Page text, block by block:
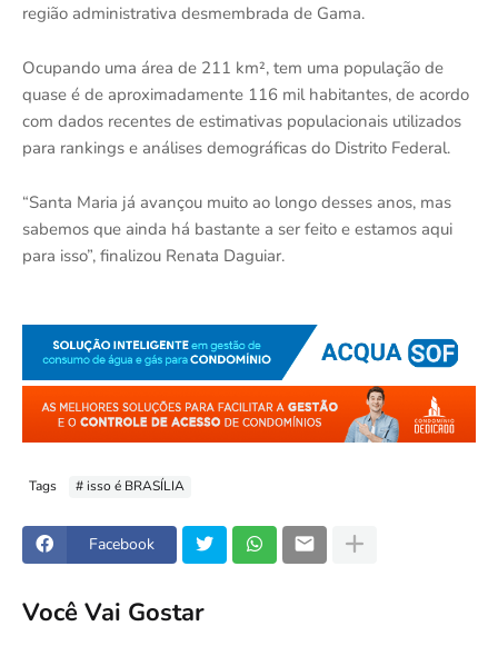
região administrativa desmembrada de Gama.
Ocupando uma área de 211 km², tem uma população de
quase é de aproximadamente 116 mil habitantes, de acordo
com dados recentes de estimativas populacionais utilizados
para rankings e análises demográficas do Distrito Federal.
“Santa Maria já avançou muito ao longo desses anos, mas
sabemos que ainda há bastante a ser feito e estamos aqui
para isso”, finalizou Renata Daguiar.
Tags # isso é BRASÍLIA
Facebook
Você Vai Gostar